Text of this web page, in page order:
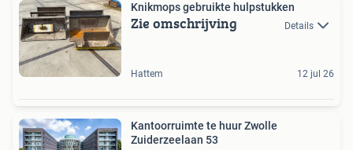
Knikmops gebruikte hulpstukken
Zie omschrijving Details
Hattem 12 jul 26
Kantoorruimte te huur Zwolle
Zuiderzeelaan 53